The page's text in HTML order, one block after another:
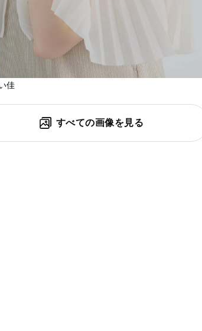
佳
すべての画像を見る